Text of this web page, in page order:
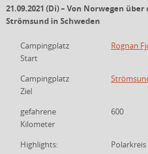
21.09.2021 (Di) – Von Norwegen
Strömsund in Schweden
Campingplatz
Start
Rognan
Campingplatz
Ziel
gefahrene
Kilometer
600
Highlights:
Polarkreis